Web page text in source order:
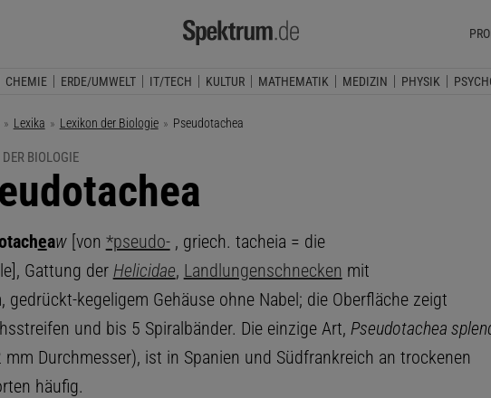
CHEMIE ERDE/UMWELT IT/TECH KULTUR MATHEMATIK MEDIZIN PHYSIK
Lexika Lexikon der Biologie Aktuelle Seite:
Pseudotachea
BIOLOGIE
eaw[von *pseudo-, griech. tacheia = die
Gattung der Helicidae, Landlungenschnecken mit
gedrückt-kegeligem Gehäuse ohne Nabel; die Oberfläche zeigt
und bis 5 Spiralbänder. Die einzige Art, Pseudotachea
mm Durchmesser), ist in Spanien und Südfrankreich an trockenen
häufig.